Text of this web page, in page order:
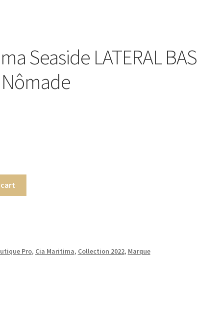
Seaside LATERAL BAS
Nômade
Pro, Cia Maritima, Collection 2022, Marque